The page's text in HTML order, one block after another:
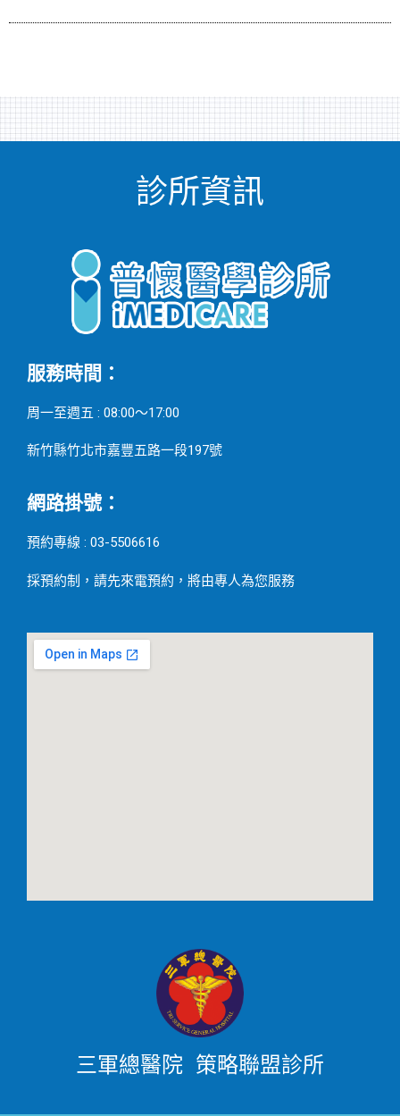
診所資訊
服務時間：
周一至週五 : 08:00～17:00
新竹縣竹北市嘉豐五路一段197號
網路掛號：
預約專線 : 03-5506616
採預約制，請先來電預約，將由專人為您服務
三軍總醫院 策略聯盟診所